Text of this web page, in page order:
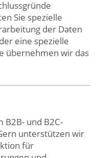
Sie spezielle
der Daten
eine spezielle
übernehmen wir das
B2B- und B2C-
unterstützen wir
für